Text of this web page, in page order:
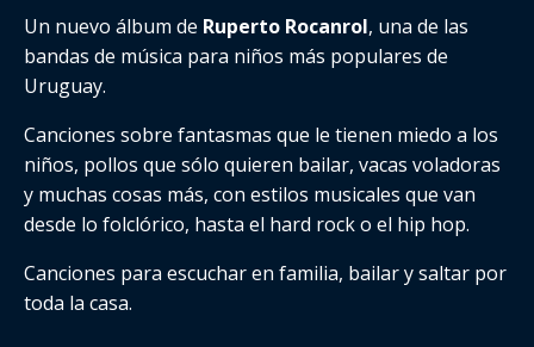
Un nuevo álbum de Ruperto Rocanrol, una de las
bandas de música para niños más populares de
Uruguay.
Canciones sobre fantasmas que le tienen miedo a los
niños, pollos que sólo quieren bailar, vacas voladoras
y muchas cosas más, con estilos musicales que van
desde lo folclórico, hasta el hard rock o el hip hop.
Canciones para escuchar en familia, bailar y saltar por
toda la casa.